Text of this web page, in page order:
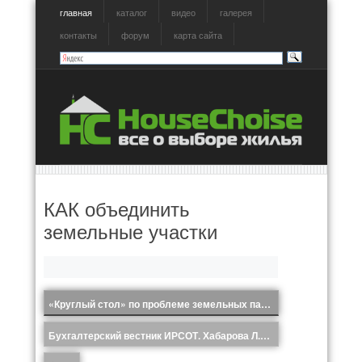
главная каталог видео
галерея
контакты
форум карта сайта
КАК объединить
земельные участки
«Круглый стол» по проблеме земельных паев «ППО »Истро-Сенежское.
Бухгалтерский вестник ИРСОТ. Хабарова Л.П. Ответы на вопросы по налогу на прибыль.